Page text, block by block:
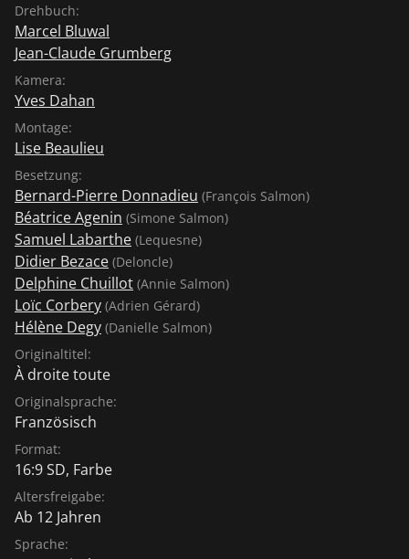
Drehbuch:
Marcel Bluwal
Jean-Claude Grumberg
Kamera:
Yves Dahan
Montage:
Lise Beaulieu
Besetzung:
Bernard-Pierre Donnadieu (François Salmon)
Béatrice Agenin (Simone Salmon)
Samuel Labarthe (Lequesne)
Didier Bezace (Deloncle)
Delphine Chuillot (Annie Salmon)
Loïc Corbery (Adrien Gérard)
Hélène Degy (Danielle Salmon)
Originaltitel:
À droite toute
Originalsprache:
Französisch
Format:
16:9 SD, Farbe
Altersfreigabe:
Ab 12 Jahren
Sprache: